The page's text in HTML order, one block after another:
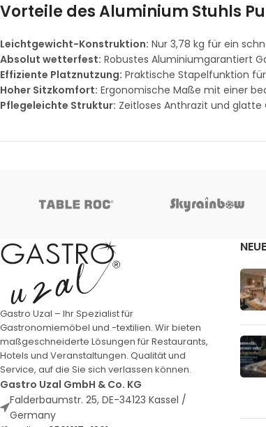
Vorteile des Aluminium Stuhls
Leichtgewicht-Konstruktion: Nur 3,78 kg für ein
Absolut wetterfest: Robustes Aluminiumgarantiert
Effiziente Platznutzung: Praktische Stapelfunktion
Hoher Sitzkomfort: Ergonomische Maße mit einer
Pflegeleichte Struktur: Zeitloses Anthrazit und
Gastro Uzal – Ihr Spezialist für
Gastronomiemöbel und -textilien. Wir bieten
maßgeschneiderte Lösungen für Restaurants,
Hotels und Veranstaltungen. Qualität und
Service, auf die Sie sich verlassen können.
Gastro Uzal GmbH & Co. KG
Falderbaumstr. 25, DE-34123 Kassel /
Germany